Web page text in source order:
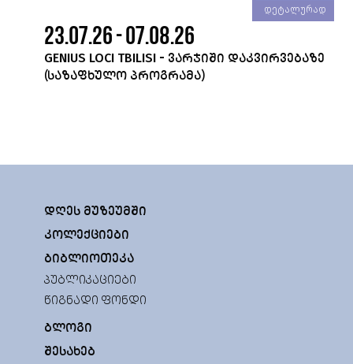
დეტალურად
23.07.26 - 07.08.26
GENIUS LOCI TBILISI - ᲕᲐᲠᲯᲘᲨᲘ ᲓᲐᲙᲕᲘᲠᲕᲔᲑᲐᲖᲔ
(ᲡᲐᲖᲐᲤᲮᲣᲚᲝ ᲞᲠᲝᲒᲠᲐᲛᲐ)
ᲓᲦᲔᲡ ᲛᲣᲖᲔᲣᲛᲨᲘ
ᲙᲝᲚᲔᲥᲪᲘᲔᲑᲘ
ᲑᲘᲑᲚᲘᲝᲗᲔᲙᲐ
ᲞᲣᲑᲚᲘᲙᲐᲪᲘᲔᲑᲘ
ᲬᲘᲒᲜᲐᲓᲘ ᲤᲝᲜᲓᲘ
ᲑᲚᲝᲒᲘ
ᲨᲔᲡᲐᲮᲔᲑ